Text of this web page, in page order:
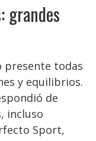
grandes
presente todas
y equilibrios.
de
incluso
Sport,